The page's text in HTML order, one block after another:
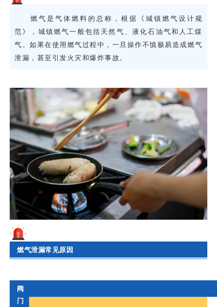
燃气是气体燃料的总称，根据《城镇燃气设计规
范》，城镇燃气一般包括天然气、液化石油气和人工煤
气。如果在使用燃气过程中，一旦操作不慎极易造成燃气
泄漏，甚至引发火灾和爆炸事故。
燃气泄漏常见原因
阀
门